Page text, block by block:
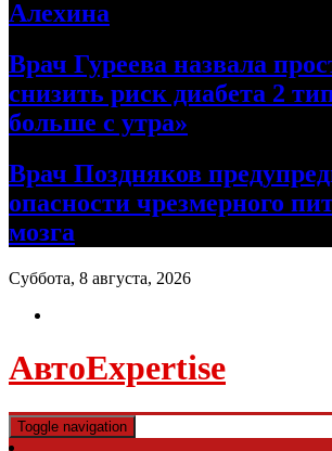
Алехина
Врач Гуреева назвала
снизить риск диабета 2
больше с утра»
Врач Поздняков
опасности чрезмерного
мозга
Суббота, 8 августа, 2026
АвтоExpertise
Toggle navigation